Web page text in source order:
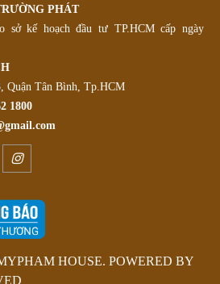
PHÁT
sở kế hoạch đầu tư TP.HCM cấp ngày
Quận Tân Bình, Tp.HCM
1800
HOUSE. POWERED BY